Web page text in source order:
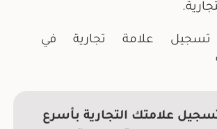
علامتك التجارية بأسرع